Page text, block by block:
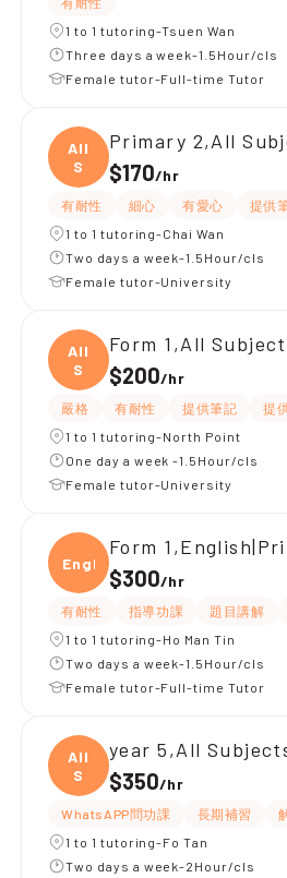
1 to 1 tutoring-Tsuen Wan
Three days a week-1.5Hour/cls
Female tutor-Full-time Tutor
All
S
Primary 2,All
$170/hr
有耐性 細心 有愛心 提供
1 to 1 tutoring-Chai Wan
Two days a week-1.5Hour/cls
Female tutor-University
All
S
Form 1,All
$200/hr
嚴格 有耐性 提供筆記
提
1 to 1 tutoring-North Point
One day a week -1.5Hour/cls
Female tutor-University
Engli
Form
$300/hr
有耐性 指導功課 題目講解
1 to 1 tutoring-Ho Man Tin
Two days a week-1.5Hour/cls
Female tutor-Full-time Tutor
All
S
year 5,All
$350/hr
WhatsAPP問功課 長期補習
1 to 1 tutoring-Fo Tan
Two days a week-2Hour/cls